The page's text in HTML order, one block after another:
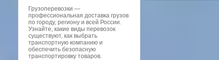
Грузоперевозки —
профессиональная доставка грузов
по городу, региону и всей России.
Узнайте, какие виды перевозок
существуют, как выбрать
транспортную компанию и
обеспечить безопасную
транспортировку товаров.